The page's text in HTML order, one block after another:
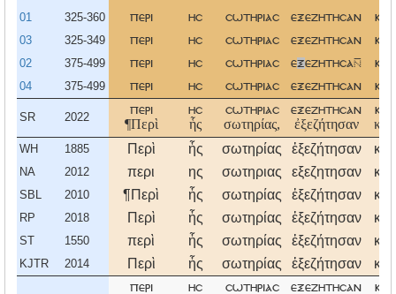
01
325-360 περι ησ σωτηριασ εξεζητησαν και
03 325-349 περι ησ σωτηριασ εξεζητησαν και
02 375-499 περι ησ σωτηριασ εξεζητησα και
04 375-499 περι ησ σωτηριασ εξεζητησαν και
SR 2022
περι
¶Περὶ
ησ
ἧς
σωτηριασ
σωτηρίας,
εξεζητησαν
ἐξεζήτησαν
και
καὶ
WH 1885 Περὶ ἧς σωτηρίας ἐξεζήτησαν καὶ
NA 2012 περι ης σωτηριας εξεζητησαν και
SBL 2010 ¶Περὶ ἧς σωτηρίας ἐξεζήτησαν καὶ
RP 2018 Περὶ ἧς σωτηρίας ἐξεζήτησαν καὶ
ST 1550 περὶ ἧς σωτηρίας ἐξεζήτησαν καὶ
KJTR 2014 Περὶ ἧς σωτηρίας ἐξεζήτησαν καὶ
περι ησ σωτηριασ εξεζητησαν και